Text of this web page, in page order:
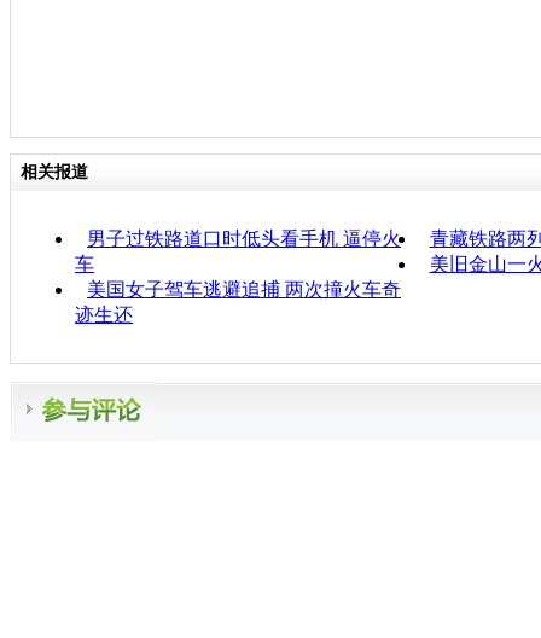
相关报道
男子过铁路道口时低头看手机 逼停火
车
青藏铁路两
美旧金山一
美国女子驾车逃避追捕 两次撞火车奇
迹生还